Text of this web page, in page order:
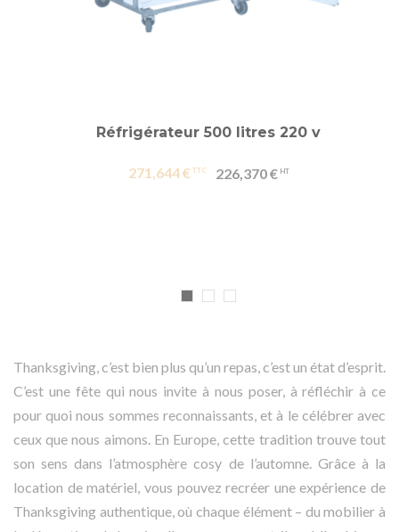
Réfrigérateur 500 litres 220 v
271,644 € 226,370 €
Thanksgiving, c’est bien plus qu’un repas, c’est un état d’esprit.
C’est une fête qui nous invite à nous poser, à réfléchir à ce
pour quoi nous sommes reconnaissants, et à le célébrer avec
ceux que nous aimons. En Europe, cette tradition trouve tout
son sens dans l’atmosphère cosy de l’automne. Grâce à la
location de matériel, vous pouvez recréer une expérience de
Thanksgiving authentique, où chaque élément – du mobilier à